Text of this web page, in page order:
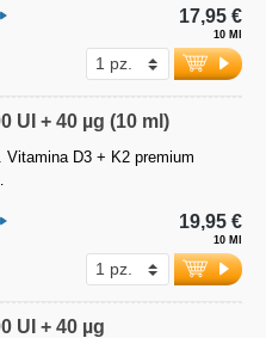
10 Ml
17,95 €
UI + 40 µg (10 ml)
Vitamina D3 + K2 premium
10 Ml
19,95 €
UI + 40 µg